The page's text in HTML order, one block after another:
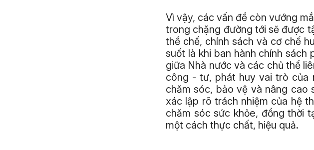
Vì vậy, các vấn đề còn vướng
trong chặng đường tới sẽ được
thể chế, chính sách và cơ chế
suốt là khi ban hành chính
giữa Nhà nước và các chủ thể
công - tư, phát huy vai trò của
chăm sóc, bảo vệ và nâng cao
xác lập rõ trách nhiệm của hệ
chăm sóc sức khỏe, đồng thời
một cách thực chất, hiệu quả.